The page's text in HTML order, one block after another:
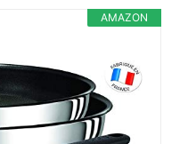
AMAZON